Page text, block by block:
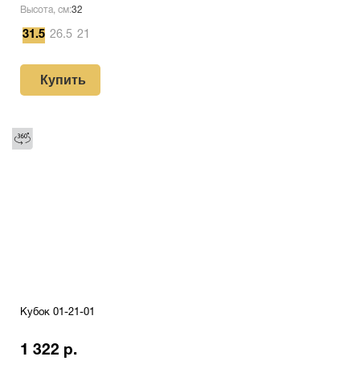
Высота, см:32
31.5 26.5 21
Купить
Кубок 01-21-01
1 322 р.